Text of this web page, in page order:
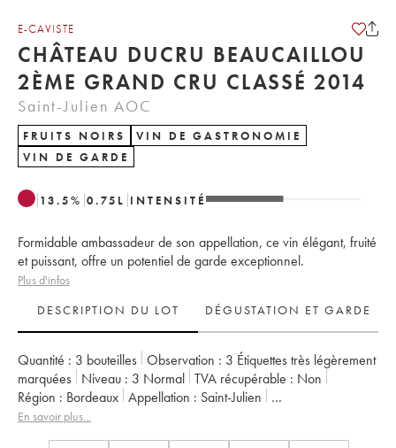
E-CAVISTE
CHÂTEAU DUCRU BEAUCAILLOU
2ÈME GRAND CRU CLASSÉ 2014
Saint-Julien AOC
FRUITS NOIRS
VIN DE GASTRONOMIE
VIN DE GARDE
13.5% 0.75 L INTENSITÉ
Formidable ambassadeur de son appellation, ce vin élégant, fruité
et puissant, offre un potentiel de garde exceptionnel.
Plus d'infos
DESCRIPTION DU LOT
DÉGUSTATION ET GARDE
Quantité : 3 bouteilles Observation : 3 Étiquettes très légèrement
marquées
Niveau : 3 Normal TVA récupérable :
non
Région :
Bordeaux Appellation :
Saint-Julien
Classement :
En savoir plus...